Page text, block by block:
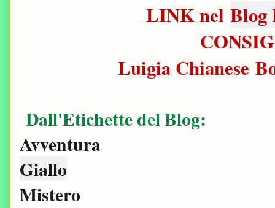
LINK nel
Luigia Chianese
Dall'Etichette del Blog:
Avventura
Giallo
Mistero